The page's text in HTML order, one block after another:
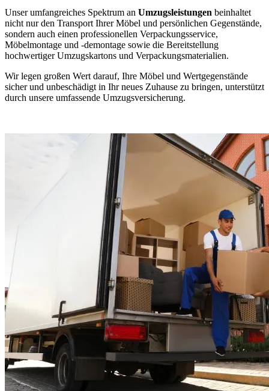
Unser umfangreiches Spektrum an Umzugsleistungen beinhaltet
nicht nur den Transport Ihrer Möbel und persönlichen Gegenstände,
sondern auch einen professionellen Verpackungsservice,
Möbelmontage und -demontage sowie die Bereitstellung
hochwertiger Umzugskartons und Verpackungsmaterialien.
Wir legen großen Wert darauf, Ihre Möbel und Wertgegenstände
sicher und unbeschädigt in Ihr neues Zuhause zu bringen, unterstützt
durch unsere umfassende Umzugsversicherung.